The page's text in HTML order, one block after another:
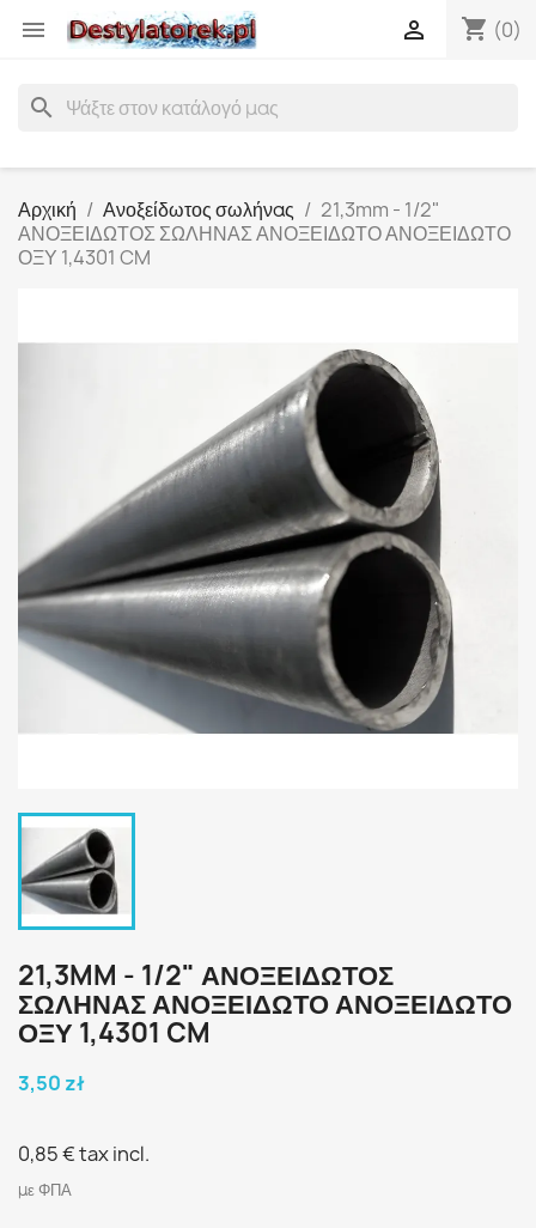
 shopping_cart (0)

search
Αρχική Ανοξείδωτος σωλήνας
21,3mm - 1/2"
ΑΝΟΞΕΙΔΩΤΟΣ ΣΩΛΗΝΑΣ ΑΝΟΞΕΙΔΩΤΟ ΑΝΟΞΕΙΔΩΤΟ
ΟΞΥ 1,4301 CM
21,3MM - 1/2" ΑΝΟΞΕΙΔΩΤΟΣ
ΣΩΛΗΝΑΣ ΑΝΟΞΕΙΔΩΤΟ ΑΝΟΞΕΙΔΩΤΟ
ΟΞΥ 1,4301 CM
3,50 zł
0,85 €tax incl.
με ΦΠΑ